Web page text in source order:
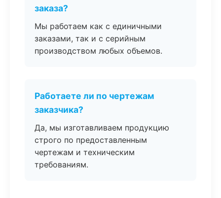
заказа?
Мы работаем как с единичными
заказами, так и с серийным
производством любых объемов.
Работаете ли по чертежам
заказчика?
Да, мы изготавливаем продукцию
строго по предоставленным
чертежам и техническим
требованиям.